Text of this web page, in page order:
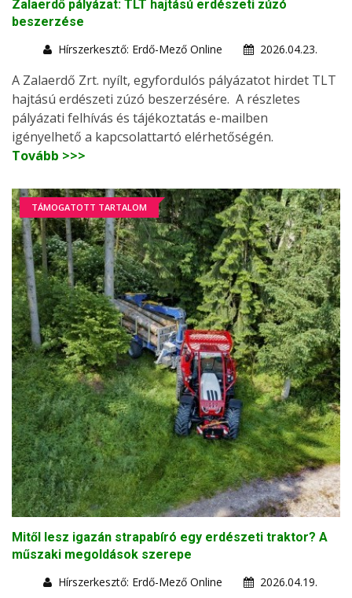
Zalaerdő pályázat: TLT hajtású erdészeti zúzó
beszerzése
Hírszerkesztő: Erdő-Mező Online
2026.04.23.
A Zalaerdő Zrt. nyílt, egyfordulós pályázatot hirdet TLT
hajtású erdészeti zúzó beszerzésére. A részletes
pályázati felhívás és tájékoztatás e-mailben
igényelhető a kapcsolattartó elérhetőségén.
Tovább >>>
TÁMOGATOTT TARTALOM
Mitől lesz igazán strapabíró egy erdészeti traktor? A
műszaki megoldások szerepe
Hírszerkesztő: Erdő-Mező Online
2026.04.19.